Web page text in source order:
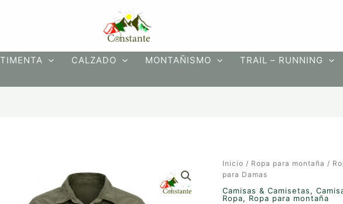
CALZADO MONTAÑISMO TRAIL – RUNNING
Inicio / Ropa para montaña /
para Damas
Camisas & Camisetas,
Ropa, Ropa para montaña
Camisa
Safari
Damas